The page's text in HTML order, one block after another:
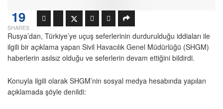
19
SHARES
Rusya’dan, Türkiye’ye uçuş seferlerinin durdurulduğu iddiaları ile
ilgili bir açıklama yapan Sivil Havacılık Genel Müdürlüğü (SHGM)
haberlerin asılsız olduğu ve seferlerin devam ettiğini bildirdi.
Konuyla ilgili olarak SHGM’nin sosyal medya hesabında yapılan
açıklamada şöyle denildi: